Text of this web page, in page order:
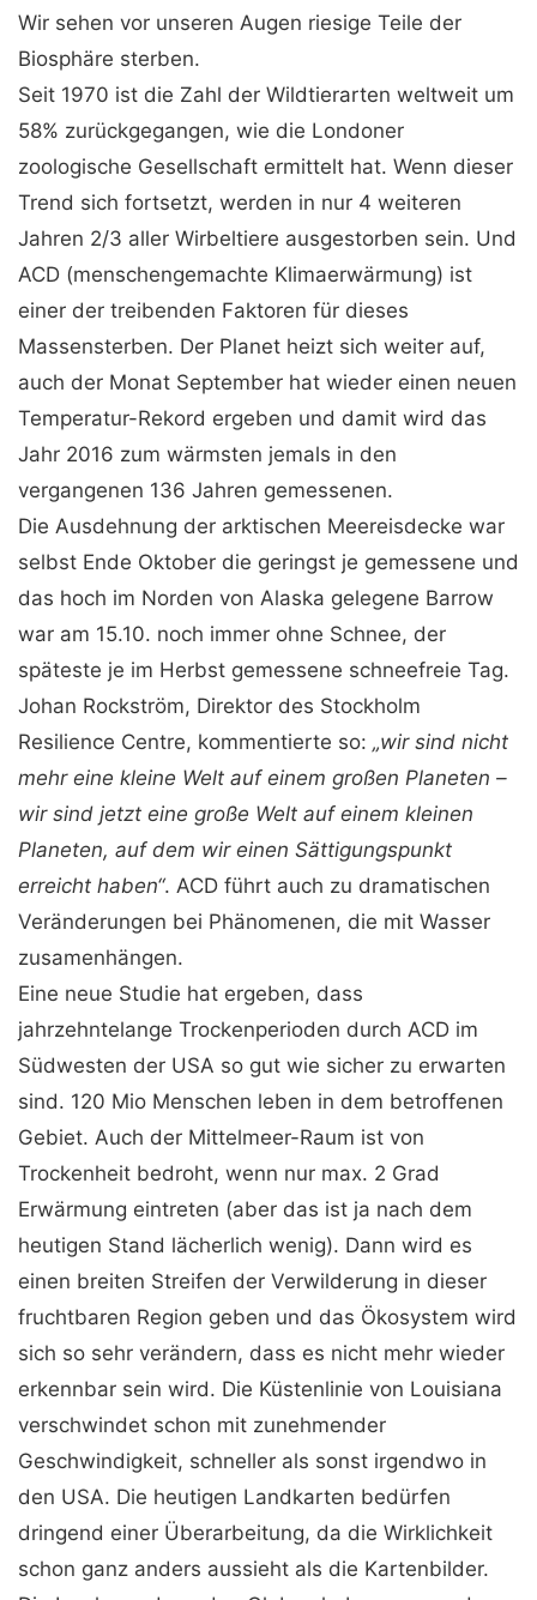
Wir sehen vor unseren Augen riesige Teile der
Biosphäre sterben.
Seit 1970 ist die Zahl der Wildtierarten weltweit um
58% zurückgegangen, wie die Londoner
zoologische Gesellschaft ermittelt hat. Wenn dieser
Trend sich fortsetzt, werden in nur 4 weiteren
Jahren 2/3 aller Wirbeltiere ausgestorben sein. Und
ACD (menschengemachte Klimaerwärmung) ist
einer der treibenden Faktoren für dieses
Massensterben. Der Planet heizt sich weiter auf,
auch der Monat September hat wieder einen neuen
Temperatur-Rekord ergeben und damit wird das
Jahr 2016 zum wärmsten jemals in den
vergangenen 136 Jahren gemessenen.
Die Ausdehnung der arktischen Meereisdecke war
selbst Ende Oktober die geringst je gemessene und
das hoch im Norden von Alaska gelegene Barrow
war am 15.10. noch immer ohne Schnee, der
späteste je im Herbst gemessene schneefreie Tag.
Johan Rockström, Direktor des Stockholm
Resilience Centre, kommentierte so: „wir sind nicht
mehr eine kleine Welt auf einem großen Planeten –
wir sind jetzt eine große Welt auf einem kleinen
Planeten, auf dem wir einen Sättigungspunkt
erreicht haben“. ACD führt auch zu dramatischen
Veränderungen bei Phänomenen, die mit Wasser
zusamenhängen.
Eine neue Studie hat ergeben, dass
jahrzehntelange Trockenperioden durch ACD im
Südwesten der USA so gut wie sicher zu erwarten
sind. 120 Mio Menschen leben in dem betroffenen
Gebiet. Auch der Mittelmeer-Raum ist von
Trockenheit bedroht, wenn nur max. 2 Grad
Erwärmung eintreten (aber das ist ja nach dem
heutigen Stand lächerlich wenig). Dann wird es
einen breiten Streifen der Verwilderung in dieser
fruchtbaren Region geben und das Ökosystem wird
sich so sehr verändern, dass es nicht mehr wieder
erkennbar sein wird. Die Küstenlinie von Louisiana
verschwindet schon mit zunehmender
Geschwindigkeit, schneller als sonst irgendwo in
den USA. Die heutigen Landkarten bedürfen
dringend einer Überarbeitung, da die Wirklichkeit
schon ganz anders aussieht als die Kartenbilder.